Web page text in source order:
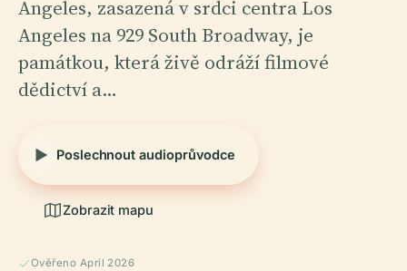
Angeles, zasazená v srdci centra Los
Angeles na 929 South Broadway, je
památkou, která živě odráží filmové
dědictví a…
Poslechnout audioprůvodce
Zobrazit mapu
Ověřeno April 2026